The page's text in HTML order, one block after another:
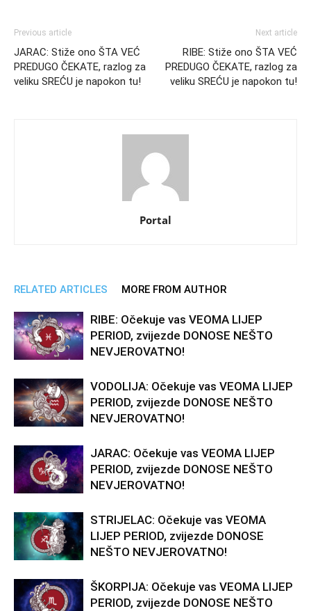
Previous article
JARAC: Stiže ono ŠTA VEĆ
PREDUGO ČEKATE, razlog za
veliku SREĆU je napokon tu!
Next article
RIBE: Stiže ono ŠTA VEĆ
PREDUGO ČEKATE, razlog za
veliku SREĆU je napokon tu!
Portal
RELATED ARTICLES MORE FROM AUTHOR
RIBE: Očekuje vas VEOMA LIJEP
PERIOD, zvijezde DONOSE NEŠTO
NEVJEROVATNO!
VODOLIJA: Očekuje vas VEOMA LIJEP
PERIOD, zvijezde DONOSE NEŠTO
NEVJEROVATNO!
JARAC: Očekuje vas VEOMA LIJEP
PERIOD, zvijezde DONOSE NEŠTO
NEVJEROVATNO!
STRIJELAC: Očekuje vas VEOMA
LIJEP PERIOD, zvijezde DONOSE
NEŠTO NEVJEROVATNO!
ŠKORPIJA: Očekuje vas VEOMA LIJEP
PERIOD, zvijezde DONOSE NEŠTO